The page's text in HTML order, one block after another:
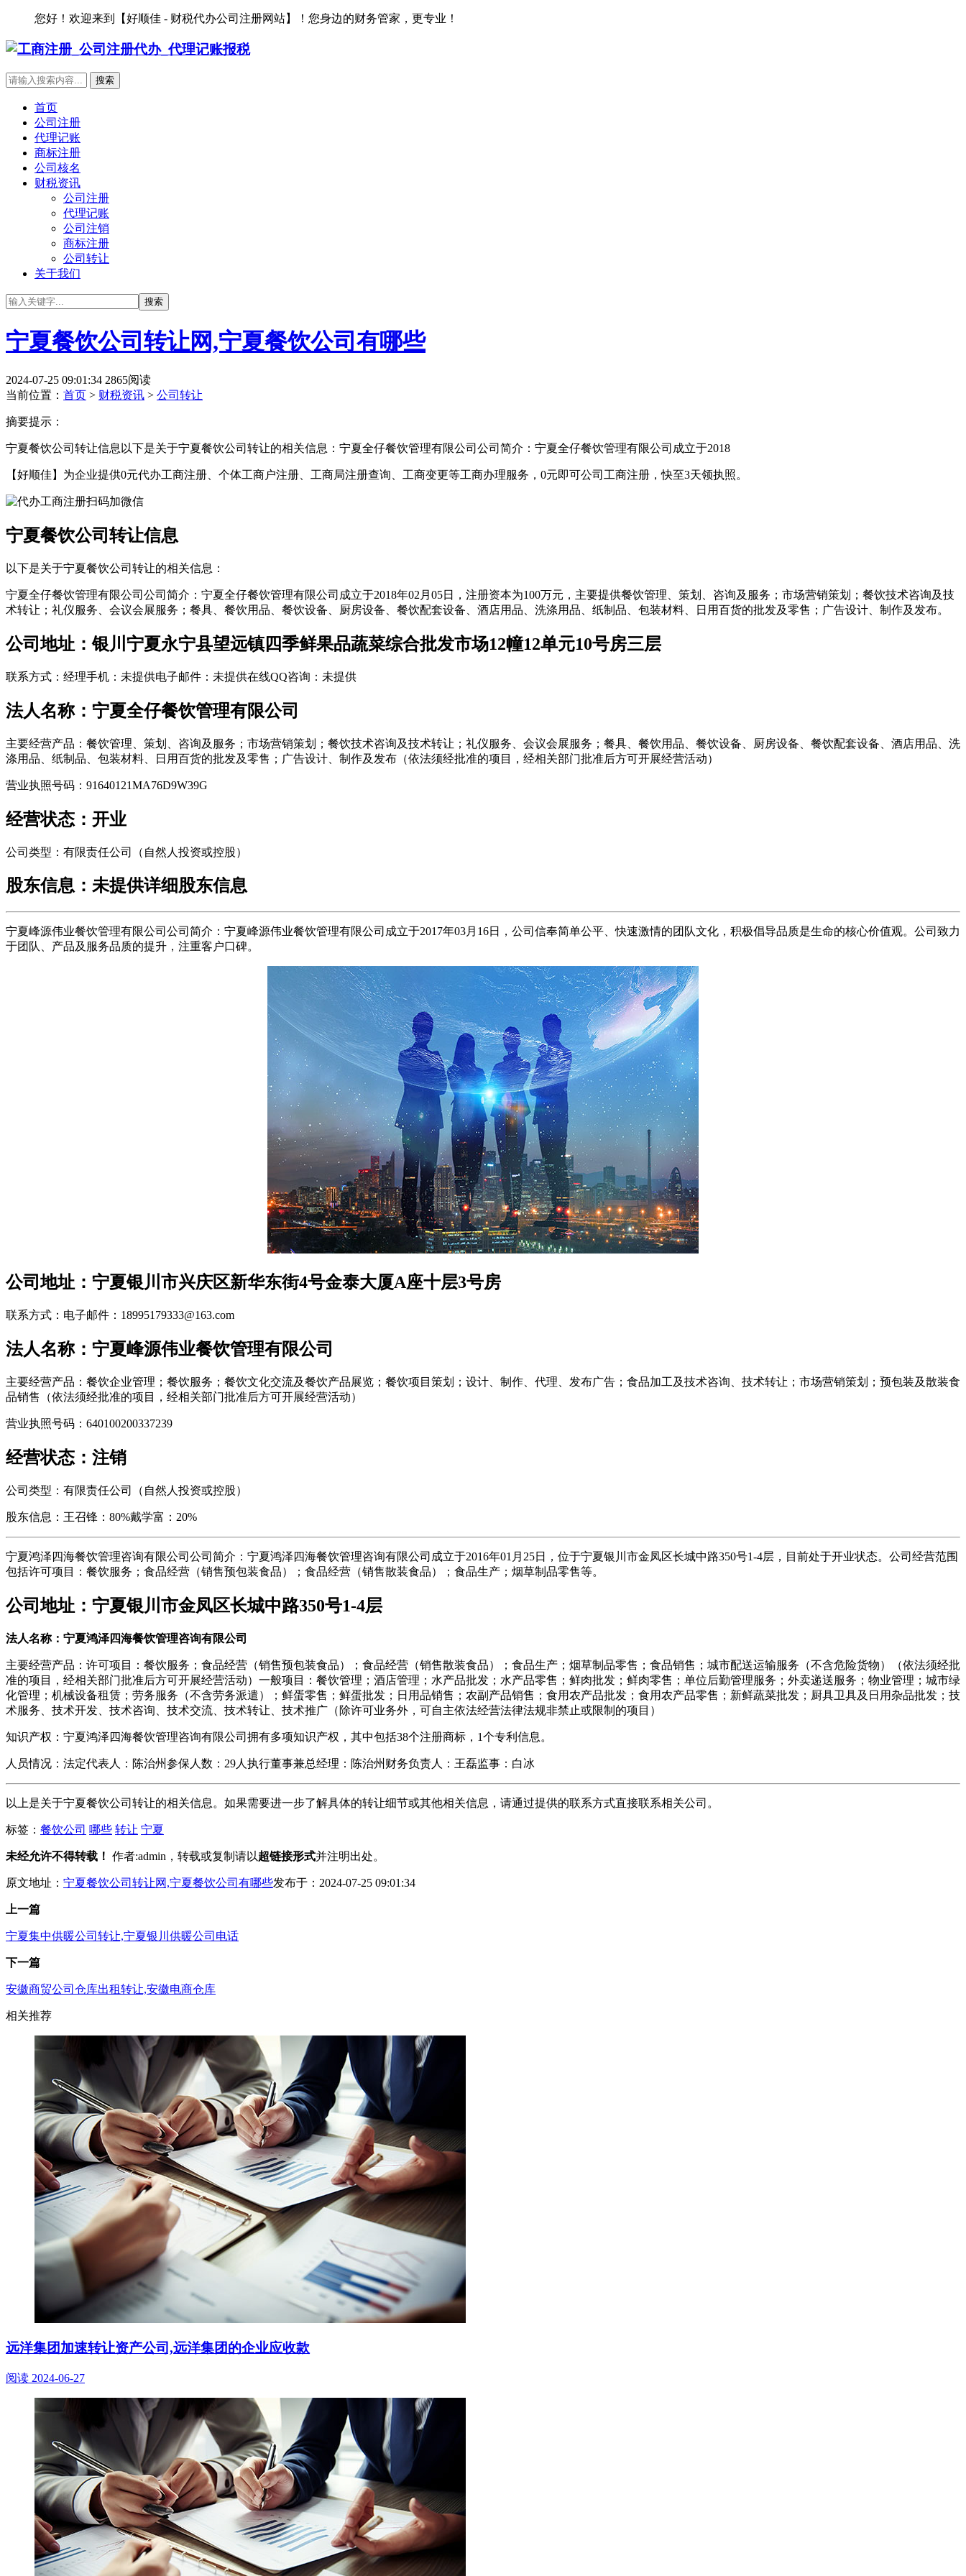
您好！欢迎来到【好顺佳 - 财税代办公司注册网站】！您身边的财务管家，更专业！
首页
公司注册
代理记账
商标注册
公司核名
财税资讯
公司注册
代理记账
公司注销
商标注册
公司转让
关于我们
宁夏餐饮公司转让网,宁夏餐饮公司有哪些
2024-07-25 09:01:34 2865阅读
当前位置： 首页 > 财税资讯 > 公司转让
摘要提示：
宁夏餐饮公司转让信息以下是关于宁夏餐饮公司转让的相关信息：宁夏全仔餐饮管理有限公司公司简介：宁夏全仔餐饮管理有限公司成立于2018
【好顺佳】为企业提供0元代办工商注册、个体工商户注册、工商局注册查询、工商变更等工商办理服务，0元即可公司工商注册，快至3天领执照。
宁夏餐饮公司转让信息
以下是关于宁夏餐饮公司转让的相关信息：
宁夏全仔餐饮管理有限公司公司简介：宁夏全仔餐饮管理有限公司成立于2018年02月05日，注册资本为100万元，主要提供餐饮管理、策划、咨询及服务；市场营销策划；餐饮技术咨询及技
术转让；礼仪服务、会议会展服务；餐具、餐饮用品、餐饮设备、厨房设备、餐饮配套设备、酒店用品、洗涤用品、纸制品、包装材料、日用百货的批发及零售；广告设计、制作及发布。
公司地址：银川宁夏永宁县望远镇四季鲜果品蔬菜综合批发市场12幢12单元10号房三层
联系方式：经理手机：未提供电子邮件：未提供在线QQ咨询：未提供
法人名称：宁夏全仔餐饮管理有限公司
主要经营产品：餐饮管理、策划、咨询及服务；市场营销策划；餐饮技术咨询及技术转让；礼仪服务、会议会展服务；餐具、餐饮用品、餐饮设备、厨房设备、餐饮配套设备、酒店用品、洗
涤用品、纸制品、包装材料、日用百货的批发及零售；广告设计、制作及发布（依法须经批准的项目，经相关部门批准后方可开展经营活动）
营业执照号码：91640121MA76D9W39G
经营状态：开业
公司类型：有限责任公司（自然人投资或控股）
股东信息：未提供详细股东信息
宁夏峰源伟业餐饮管理有限公司公司简介：宁夏峰源伟业餐饮管理有限公司成立于2017年03月16日，公司信奉简单公平、快速激情的团队文化，积极倡导品质是生命的核心价值观。公司致力
于团队、产品及服务品质的提升，注重客户口碑。
公司地址：宁夏银川市兴庆区新华东街4号金泰大厦A座十层3号房
联系方式：电子邮件：18995179333@163.com
法人名称：宁夏峰源伟业餐饮管理有限公司
主要经营产品：餐饮企业管理；餐饮服务；餐饮文化交流及餐饮产品展览；餐饮项目策划；设计、制作、代理、发布广告；食品加工及技术咨询、技术转让；市场营销策划；预包装及散装食
品销售（依法须经批准的项目，经相关部门批准后方可开展经营活动）
营业执照号码：640100200337239
经营状态：注销
公司类型：有限责任公司（自然人投资或控股）
股东信息：王召锋：80%戴学富：20%
宁夏鸿泽四海餐饮管理咨询有限公司公司简介：宁夏鸿泽四海餐饮管理咨询有限公司成立于2016年01月25日，位于宁夏银川市金凤区长城中路350号1-4层，目前处于开业状态。公司经营范围
包括许可项目：餐饮服务；食品经营（销售预包装食品）；食品经营（销售散装食品）；食品生产；烟草制品零售等。
公司地址：宁夏银川市金凤区长城中路350号1-4层
法人名称：宁夏鸿泽四海餐饮管理咨询有限公司
主要经营产品：许可项目：餐饮服务；食品经营（销售预包装食品）；食品经营（销售散装食品）；食品生产；烟草制品零售；食品销售；城市配送运输服务（不含危险货物）（依法须经批
准的项目，经相关部门批准后方可开展经营活动）一般项目：餐饮管理；酒店管理；水产品批发；水产品零售；鲜肉批发；鲜肉零售；单位后勤管理服务；外卖递送服务；物业管理；城市绿
化管理；机械设备租赁；劳务服务（不含劳务派遣）；鲜蛋零售；鲜蛋批发；日用品销售；农副产品销售；食用农产品批发；食用农产品零售；新鲜蔬菜批发；厨具卫具及日用杂品批发；技
术服务、技术开发、技术咨询、技术交流、技术转让、技术推广（除许可业务外，可自主依法经营法律法规非禁止或限制的项目）
知识产权：宁夏鸿泽四海餐饮管理咨询有限公司拥有多项知识产权，其中包括38个注册商标，1个专利信息。
人员情况：法定代表人：陈治州参保人数：29人执行董事兼总经理：陈治州财务负责人：王磊监事：白冰
以上是关于宁夏餐饮公司转让的相关信息。如果需要进一步了解具体的转让细节或其他相关信息，请通过提供的联系方式直接联系相关公司。
标签： 餐饮公司 哪些 转让 宁夏
未经允许不得转载！ 作者:admin，转载或复制请以超链接形式并注明出处。
原文地址： 宁夏餐饮公司转让网,宁夏餐饮公司有哪些发布于：2024-07-25 09:01:34
上一篇
宁夏集中供暖公司转让,宁夏银川供暖公司电话
下一篇
安徽商贸公司仓库出租转让,安徽电商仓库
相关推荐
远洋集团加速转让资产公司,远洋集团的企业应收款
阅读 2024-06-27